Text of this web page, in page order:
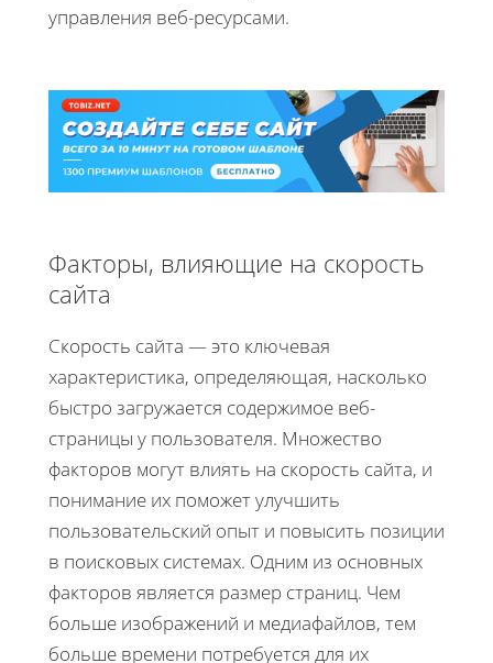
управления веб-ресурсами.
Факторы, влияющие на скорость
сайта
Скорость сайта — это ключевая
характеристика, определяющая, насколько
быстро загружается содержимое веб-
страницы у пользователя. Множество
факторов могут влиять на скорость сайта, и
понимание их поможет улучшить
пользовательский опыт и повысить позиции
в поисковых системах. Одним из основных
факторов является размер страниц. Чем
больше изображений и медиафайлов, тем
больше времени потребуется для их